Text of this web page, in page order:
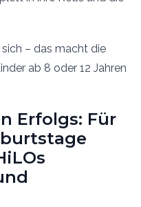
– das macht die
ab 8 oder 12 Jahren
Erfolgs: Für